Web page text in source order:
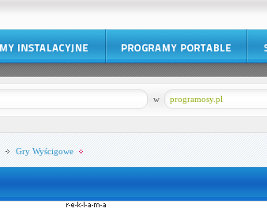
programosy.pl
w
Gry Wyścigowe